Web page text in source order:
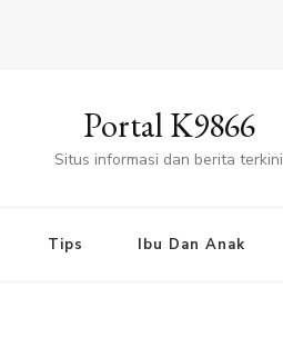
Portal K9866
Situs informasi dan berita terkini
Tips Ibu Dan Anak